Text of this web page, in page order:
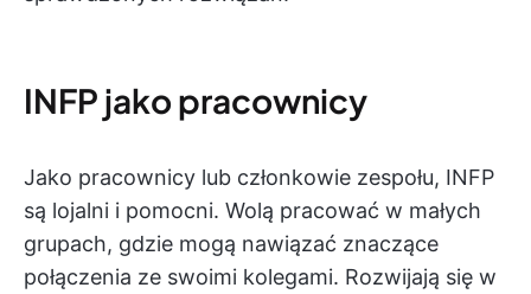
INFP jako pracownicy
Jako pracownicy lub członkowie zespołu, INFP
są lojalni i pomocni. Wolą pracować w małych
grupach, gdzie mogą nawiązać znaczące
połączenia ze swoimi kolegami. Rozwijają się w